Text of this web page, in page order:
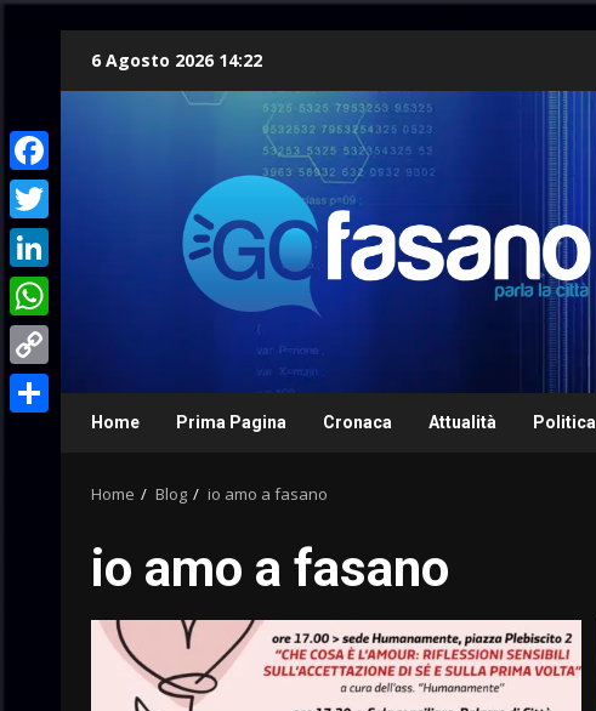
6 Agosto 2026 14:22
Home Prima Pagina Cronaca Attualità Politica
Home Blog io amo a fasano
io amo a fasano
Facebook
Twitter
LinkedIn
WhatsApp
Copy